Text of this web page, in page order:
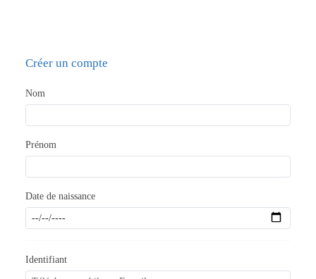
Créer un compte
Nom
Prénom
Date de naissance
Identifiant